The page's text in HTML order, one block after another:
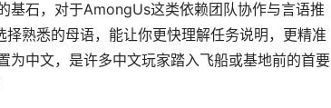
石，对于AmongUs这类依赖团队协作与言语推
熟悉的母语，能让你更快理解任务说明，更精准
为中文，是许多中文玩家踏入飞船或基地前的首要